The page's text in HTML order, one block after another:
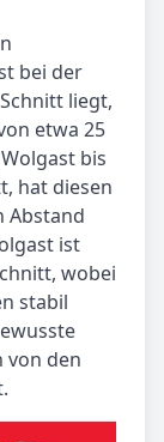
bei der
liegt,
etwa 25
bis
hat diesen
Abstand
ist
wobei
stabil
von den